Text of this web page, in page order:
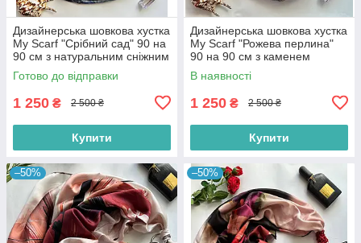
Дизайнерська шовкова хустка
My Scarf "Срібний сад" 90 на
90 см з натуральним сніжним
обсидіаном
Готово до відправки
1 250 ₴ 2 500 ₴
Купити
Дизайнерська шовкова хустка
My Scarf "Рожева перлина"
90 на 90 см з каменем
рожевий кварц і амазоніт
В наявності
1 250 ₴ 2 500 ₴
Купити
–50% –50%